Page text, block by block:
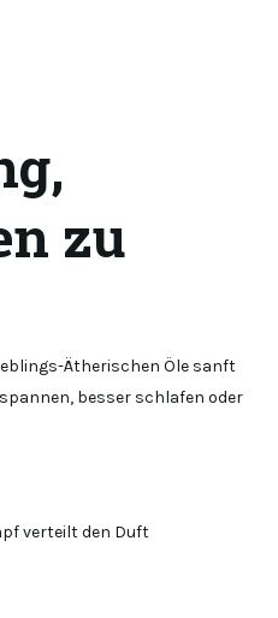
zu
Ätherischen Öle sanft
besser schlafen oder
verteilt den Duft